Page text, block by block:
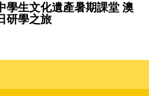
學生文化遺產暑期課堂 澳
研學之旅